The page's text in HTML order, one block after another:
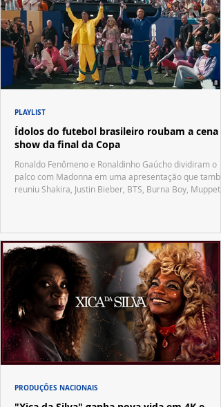
Ídolos do futebol brasileiro roubam a cena
show da final da Copa
Ronaldo Fenômeno e Ronaldinho Gaúcho dividiram o
palco com Madonna em uma apresentação que
reuniu Shakira, Justin Bieber, BTS, Burna Boy, Muppets,
PLAYLIST
PRODUÇÕES NACIONAIS